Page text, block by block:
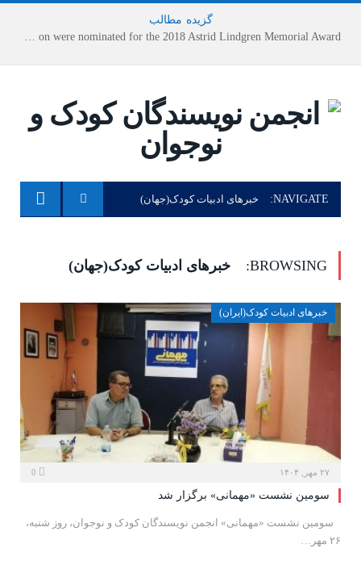
گزیده مطالب
NAVIGATE: خبرهای ادبیات کودک(جهان)
BROWSING: خبرهای ادبیات کودک(جهان)
خبرهای ادبیات کودک(ایران)
۲۷ مهر, ۱۴۰۴
سومین نشست «مهمانی» برگزار شد
‍ ‍ ‍ سومین نشست «مهمانی» انجمن نویسندگان کودک و نوجوان، روز شنبه،
۲۶ مهر…